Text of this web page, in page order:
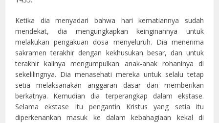
Ketika dia menyadari bahwa hari kematiannya sudah
mendekat, dia mengungkapkan keinginannya untuk
melakukan pengakuan dosa menyeluruh. Dia menerima
sakramen terakhir dengan kekhusukan besar, dan untuk
terakhir kalinya mengumpulkan anak-anak rohaninya di
sekelilingnya. Dia menasehati mereka untuk selalu tetap
setia melaksanakan anggaran dasar dan memberikan
berkatnya. Kemudian dia terperangkap dalam ekstase.
Selama ekstase itu pengantin Kristus yang setia itu
diperkenankan masuk ke dalam kebahagiaan kekal di